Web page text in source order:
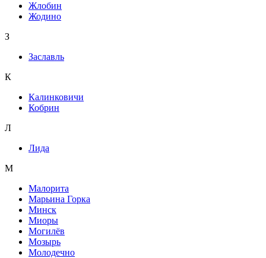
Жлобин
Жодино
З
Заславль
К
Калинковичи
Кобрин
Л
Лида
М
Малорита
Марьина Горка
Минск
Миоры
Могилёв
Мозырь
Молодечно